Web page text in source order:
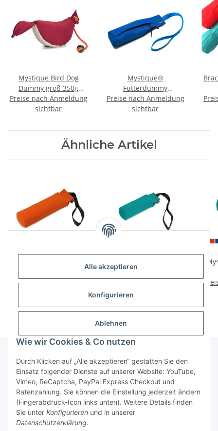
Alle akzeptieren
Konfigurieren
Ablehnen
Wie wir Cookies & Co nutzen
Durch Klicken auf „Alle akzeptieren“ gestatten Sie den
Einsatz folgender Dienste auf unserer Website: YouTube,
Vimeo, ReCaptcha, PayPal Express Checkout und
Ratenzahlung. Sie können die Einstellung jederzeit ändern
(Fingerabdruck-Icon links unten). Weitere Details finden
Sie unter Konfigurieren und in unserer
Datenschutzerklärung.
Mystique Bird Dog
Dummy groß 350g
weinrot / beige
Preise nach Anmeldung
sichtbar
Mystique®
Futterdummy
Snackdummy Snack
Speedy groß blau
Preise nach Anmeldung
sichtbar
Ähnliche Artikel
Preise nach Anmeldung
Speedy 250g
Preise nach Anmeldung
sichtbar
Informationen
Gesetzliche Informationen
* Alle Preise zzgl. gesetzlicher USt.